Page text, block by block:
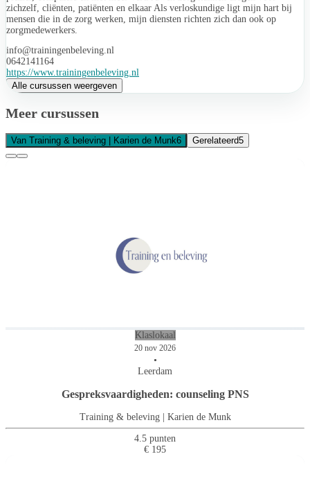
zichzelf, cliënten, patiënten en elkaar Als verloskundige ligt mijn hart bij
mensen die in de zorg werken, mijn diensten richten zich dan ook op
zorgmedewerkers.
info@trainingenbeleving.nl
0642141164
https://www.trainingenbeleving.nl
Alle cursussen weergeven
Meer cursussen
Van Training & beleving | Karien de Munk6 Gerelateerd5
Klaslokaal
20 nov 2026
•
Leerdam
Gespreksvaardigheden: counseling PNS
Training & beleving | Karien de Munk
4.5 punten
€ 195